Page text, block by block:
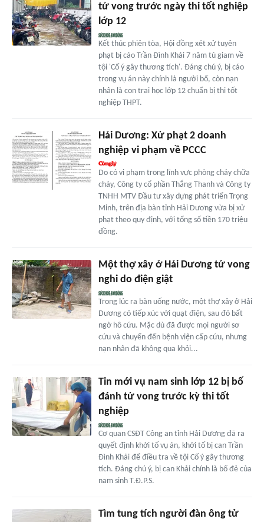
tử vong trước ngày thi tốt nghiệp
lớp 12
Kết thúc phiên tòa, Hội đồng xét xử tuyên
phạt bị cáo Trần Đình Khải 7 năm tù giam về
tội 'Cố ý gây thương tích'. Đáng chú ý, bị cáo
trong vụ án này chính là người bố, còn nạn
nhân là con trai học lớp 12 chuẩn bị thi tốt
nghiệp THPT.
Hải Dương: Xử phạt 2 doanh
nghiệp vi phạm về PCCC
Do có vi phạm trong lĩnh vực phòng cháy chữa
cháy, Công ty cổ phần Thắng Thanh và Công ty
TNHH MTV Đầu tư xây dựng phát triển Trọng
Minh, trên địa bàn tỉnh Hải Dương vừa bị xử
phạt theo quy định, với tổng số tiền 170 triệu
đồng.
Một thợ xây ở Hải Dương tử vong
nghi do điện giật
Trong lúc ra bàn uống nước, một thợ xây ở Hải
Dương có tiếp xúc với quạt điện, sau đó bất
ngờ hô cứu. Mặc dù đã được mọi người sơ
cứu và chuyển đến bệnh viện cấp cứu, nhưng
nạn nhân đã không qua khỏi...
Tin mới vụ nam sinh lớp 12 bị bố
đánh tử vong trước kỳ thi tốt
nghiệp
Cơ quan CSĐT Công an tỉnh Hải Dương đã ra
quyết định khởi tố vụ án, khởi tố bị can Trần
Đình Khải để điều tra về tội Cố ý gây thương
tích. Đáng chú ý, bị can Khải chính là bố đẻ của
nam sinh T.Đ.P.S.
Tìm tung tích người đàn ông tử